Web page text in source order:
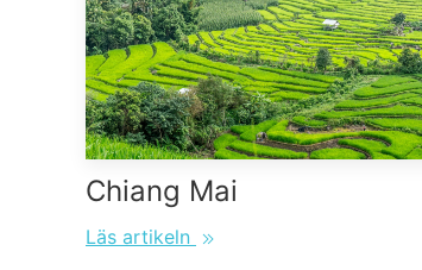
Chiang Mai
Läs artikeln